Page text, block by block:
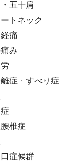
五十肩
トネック
痛
み
症・すべり症
椎症
症候群